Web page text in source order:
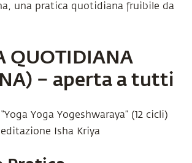
una pratica quotidiana fruibile da
QUOTIDIANA
– aperta a tutti
Yoga Yogeshwaraya” (12 cicli)
Isha Kriya